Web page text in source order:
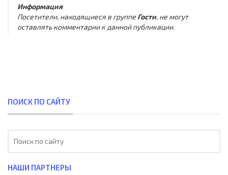
Информация
Посетители, находящиеся в группе Гости, не могут
оставлять комментарии к данной публикации.
ПОИСК ПО САЙТУ
НАШИ ПАРТНЕРЫ